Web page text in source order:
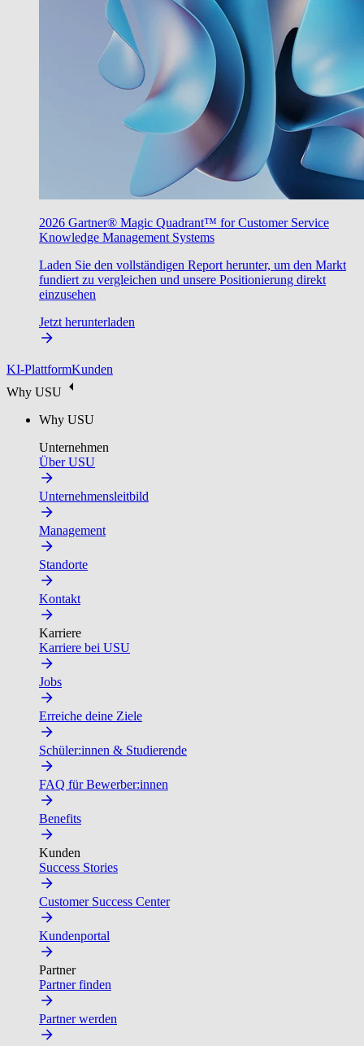
2026 Gartner® Magic Quadrant™ for Customer Service
Knowledge Management Systems
Laden Sie den vollständigen Report herunter, um den Markt
fundiert zu vergleichen und unsere Positionierung direkt
einzusehen
Jetzt herunterladen
KI-PlattformKunden
Why USU
Why USU
Unternehmen
Über USU
Unternehmensleitbild
Management
Standorte
Kontakt
Karriere
Karriere bei USU
Jobs
Erreiche deine Ziele
Schüler:innen & Studierende
FAQ für Bewerber:innen
Benefits
Kunden
Success Stories
Customer Success Center
Kundenportal
Partner
Partner finden
Partner werden